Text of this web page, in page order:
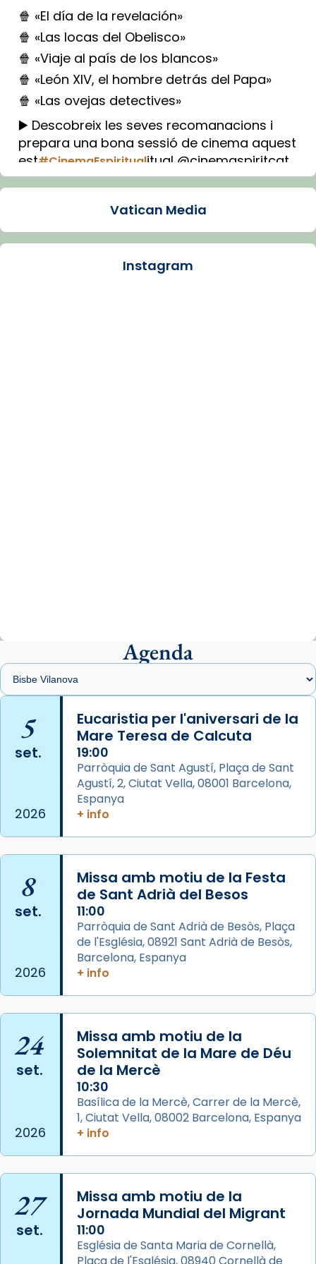
🍿 «El día de la revelación»
🍿 «Las locas del Obelisco»
🍿 «Viaje al país de los blancos»
🍿 «León XIV, el hombre detrás del Papa»
🍿 «Las ovejas detectives»
▶️ Descobreix les seves recomanacions i
prepara una bona sessió de cinema aquest
est#CinemaEspiritualitual @cinemaspiritcat
Imatge: Generada amb IA (OpenAI)
Arquebisbat de Barcelona
presidit aquest 27 de juliol la missa de Les
Santes de Mataró.
🔗
📸 J. Merino
Photo
View on Facebook ·
Arquebisbat de Barcelona
de Barcelona.
2 weeks ago
comitè organitzador de la visita apostòlica
del Sant Pare Lleó XIV a Barcelona, i als
col·laboradors, a la Catedral de Barcelona.
L’arquebisbe de Barcelona, el cardenal Joan
Josep Omella, ha presidit la missa i l’ha
concelebrat el bisbe auxiliar de Barcelona,
Mons. David Abadías.
📸 Dr. G. Simón
Photo
View on Facebook · Share
Arquebisbat de Barcelona
2 weeks ago
Memòria de les santes Juliana i
Semproniana, verges i màrtirs.
partir de l’Edat Mitjana sorgeix la tradició
que les santes Juliana (“relatiu a Júlia”) i
Semproniana (“relatiu a Semprònia =
eterna”) són deixebles seves. I l’any 1667, el
Vatican Media
Instagram
Agenda
5
set.
2026
Eucaristia per l'aniversari de la
Mare Teresa de Calcuta
19:00
Parròquia de Sant Agustí, Plaça de Sant
Agustí, 2, Ciutat Vella, 08001 Barcelona,
Espanya
+ info
8
set.
2026
Missa amb motiu de la Festa
de Sant Adrià del Besos
11:00
Parròquia de Sant Adrià de Besòs, Plaça
de l'Església, 08921 Sant Adrià de Besòs,
Barcelona, Espanya
+ info
24
set.
2026
Missa amb motiu de la
Solemnitat de la Mare de Déu
de la Mercè
10:30
Basílica de la Mercè, Carrer de la Mercè,
1, Ciutat Vella, 08002 Barcelona, Espanya
+ info
27
set.
Missa amb motiu de la
Jornada Mundial del Migrant
11:00
Església de Santa Maria de Cornellà,
Plaça de l'Església, 08940 Cornellà de